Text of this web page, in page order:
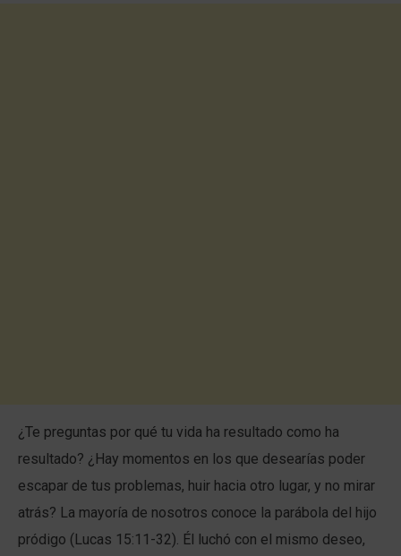
¿Te preguntas por qué tu vida ha resultado como ha
resultado? ¿Hay momentos en los que desearías poder
escapar de tus problemas, huir hacia otro lugar, y no mirar
atrás? La mayoría de nosotros conoce la parábola del hijo
pródigo (Lucas 15:11-32). Él luchó con el mismo deseo,